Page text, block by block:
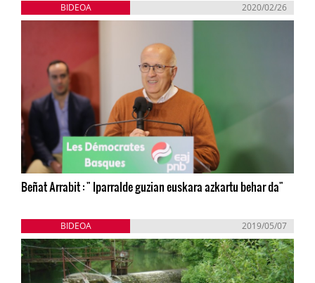
BIDEOA 2020/02/26
Beñat Arrabit : " Iparralde guzian euskara azkartu behar da"
BIDEOA 2019/05/07